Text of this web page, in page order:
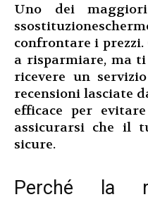
Uno dei
confrontare i
a risparmiare, ma
ricevere un
recensioni lasciate
efficace per
assicurarsi che il
sicure.
Perché la